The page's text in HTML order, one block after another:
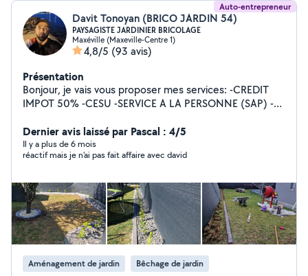
Auto-entrepreneur
Davit Tonoyan (BRICO JARDIN 54)
PAYSAGISTE JARDINIER BRICOLAGE
Maxéville (Maxeville-Centre 1)
4,8/5 (93 avis)
Présentation
Bonjour, je vais vous proposer mes services: -CREDIT
IMPOT 50% -CESU -SERVICE A LA PERSONNE (SAP) -
pelouse, débroussailleuse, motoculteur -Ramassage des
feuilles -Évacuation des déchets -Taille de haies,
fruitiers, rosiers -Nettoyage de terrasses -Nettoyage de
Nettoyage des massifs -Massonerie, Bricolage, Peinture,
Placo, Carrelage Je suis dans l'attente de vos
demandes. Cordialement.
Dernier avis laissé par Pascal : 4/5
Il y a plus de 6 mois
réactif mais je n'ai pas fait affaire avec david
Aménagement de jardin Bêchage de jardin